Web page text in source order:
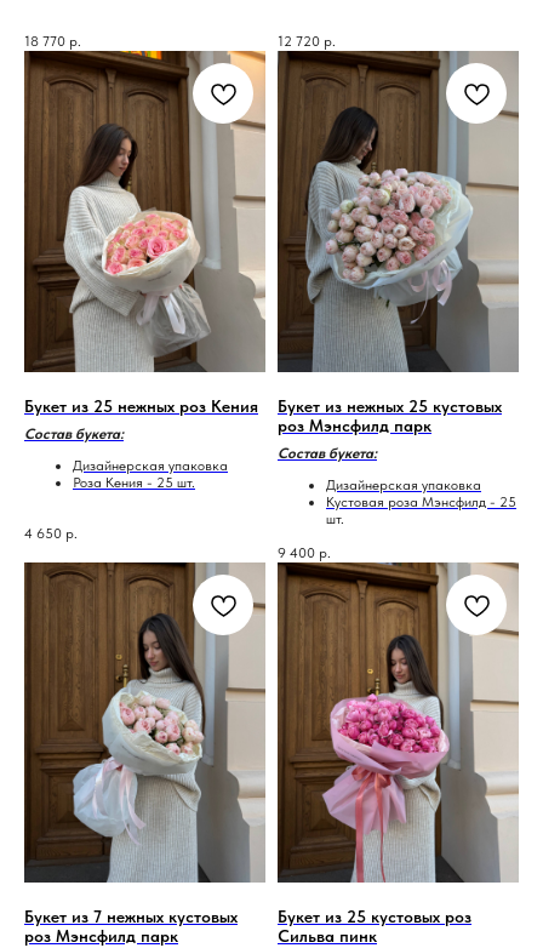
18 770 р. 12 720 р.
Букет из 25 нежных роз Кения
Состав букета:
Дизайнерская упаковка
Роза Кения - 25 шт.
4 650 р.
Букет из нежных 25 кустовых
роз Мэнсфилд парк
Состав букета:
Дизайнерская упаковка
Кустовая роза Мэнсфилд - 25
шт.
9 400 р.
Букет из 7 нежных кустовых
роз Мэнсфилд парк
Букет из 25 кустовых роз
Сильва пинк